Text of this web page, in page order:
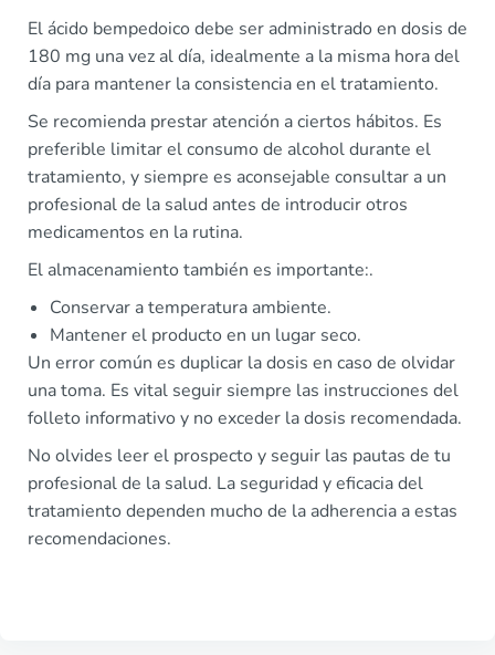
El ácido bempedoico debe ser administrado en dosis de
180 mg una vez al día, idealmente a la misma hora del
día para mantener la consistencia en el tratamiento.
Se recomienda prestar atención a ciertos hábitos. Es
preferible limitar el consumo de alcohol durante el
tratamiento, y siempre es aconsejable consultar a un
profesional de la salud antes de introducir otros
medicamentos en la rutina.
El almacenamiento también es importante:.
Conservar a temperatura ambiente.
Mantener el producto en un lugar seco.
Un error común es duplicar la dosis en caso de olvidar
una toma. Es vital seguir siempre las instrucciones del
folleto informativo y no exceder la dosis recomendada.
No olvides leer el prospecto y seguir las pautas de tu
profesional de la salud. La seguridad y eficacia del
tratamiento dependen mucho de la adherencia a estas
recomendaciones.